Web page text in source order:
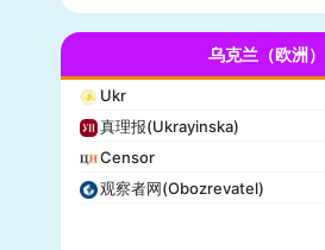
乌克兰（欧洲）
Ukr
真理报(Ukrayinska)
Censor
观察者网(Obozrevatel)